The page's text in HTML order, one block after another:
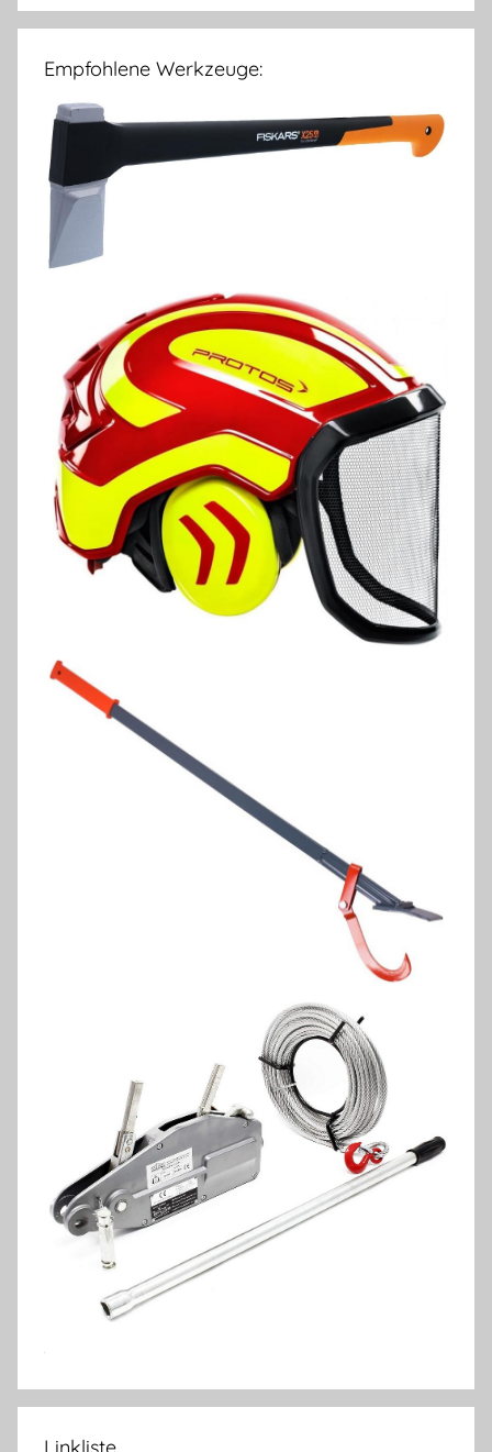
Empfohlene Werkzeuge: